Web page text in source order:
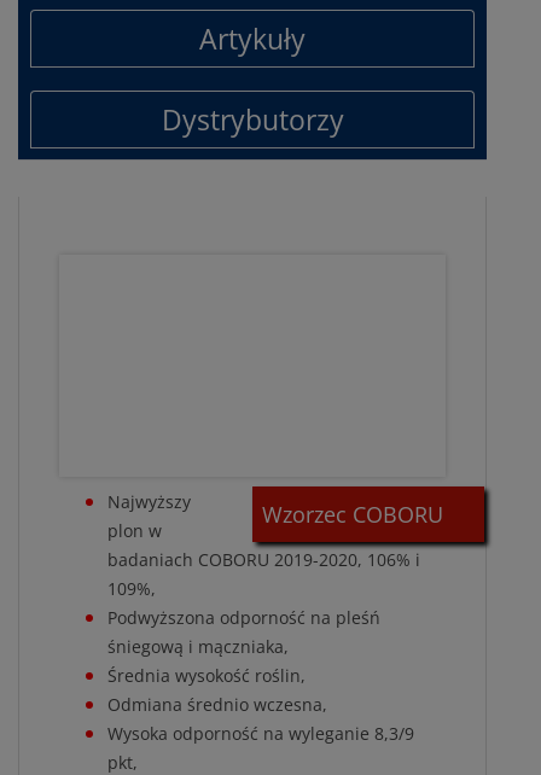
Artykuły
Dystrybutorzy
Wzorzec COBORU
Najwyższy
plon w
badaniach COBORU 2019-2020, 106% i
109%,
Podwyższona odporność na pleśń
śniegową i mączniaka,
Średnia wysokość roślin,
Odmiana średnio wczesna,
Wysoka odporność na wyleganie 8,3/9
pkt,